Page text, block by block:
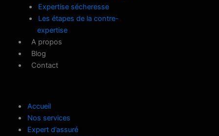
Expertise sécheresse
Les étapes de la contre-
expertise
A propos
Blog
Contact
Accueil
Nos services
Expert d’assuré